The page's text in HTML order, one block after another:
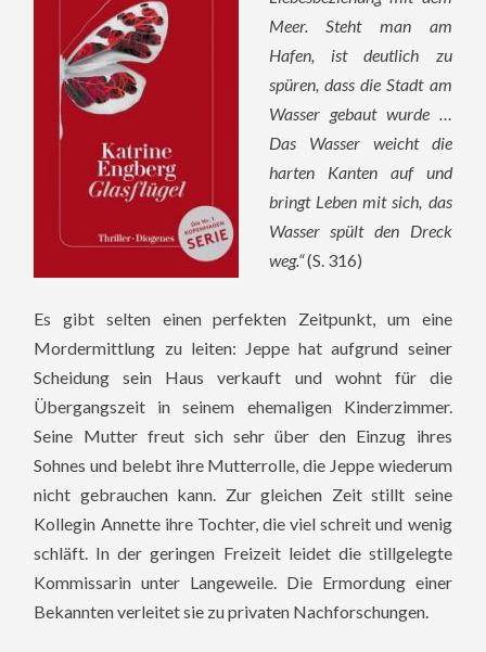
Meer. Steht man am
Hafen, ist deutlich zu
spüren, dass die Stadt am
Wasser gebaut wurde …
Das Wasser weicht die
harten Kanten auf und
bringt Leben mit sich, das
Wasser spült den Dreck
weg.“(S. 316)
Es gibt selten einen perfekten Zeitpunkt, um eine
Mordermittlung zu leiten: Jeppe hat aufgrund seiner
Scheidung sein Haus verkauft und wohnt für die
Übergangszeit in seinem ehemaligen Kinderzimmer.
Seine Mutter freut sich sehr über den Einzug ihres
Sohnes und belebt ihre Mutterrolle, die Jeppe wiederum
nicht gebrauchen kann. Zur gleichen Zeit stillt seine
Kollegin Annette ihre Tochter, die viel schreit und wenig
schläft. In der geringen Freizeit leidet die stillgelegte
Kommissarin unter Langeweile. Die Ermordung einer
Bekannten verleitet sie zu privaten Nachforschungen.